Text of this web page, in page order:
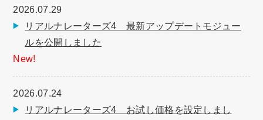
2026.07.29
リアルナレーターズ4 最新アップデートモジュー
ルを公開しました
New!
2026.07.24
リアルナレーターズ4 お試し価格を設定しまし